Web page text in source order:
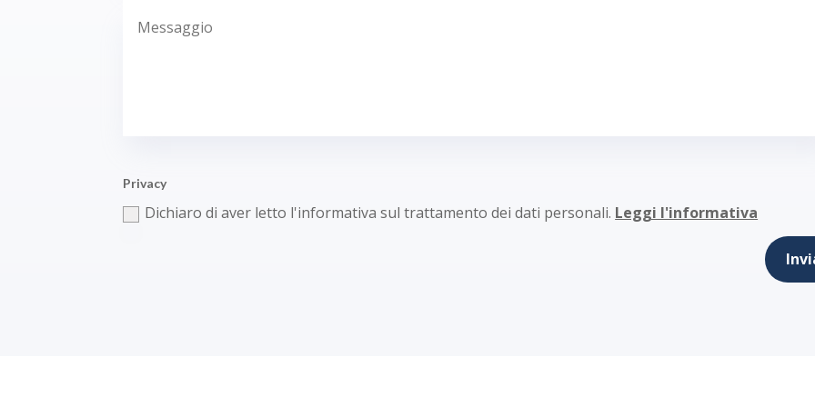
Privacy
Dichiaro di aver letto l'informativa sul trattamento dei dati personali. Leggi l'informativa